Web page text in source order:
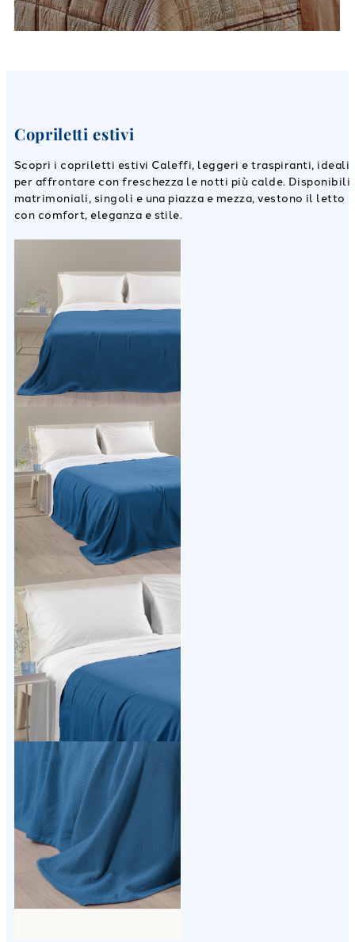
Copriletti estivi
Scopri i copriletti estivi Caleffi, leggeri e traspiranti, ideali
per affrontare con freschezza le notti più calde. Disponibili
matrimoniali, singoli e una piazza e mezza, vestono il letto
con comfort, eleganza e stile.